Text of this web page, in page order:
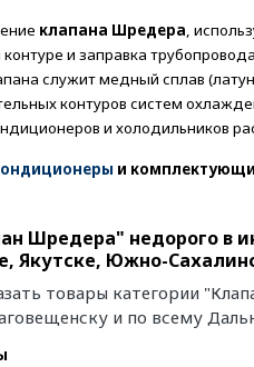
клапана Шредера,
и заправка
служит медный сплав
контуров систем
и холодильников
и
Шредера" недорого в
Якутске, Южно-
товары категории
и по всему